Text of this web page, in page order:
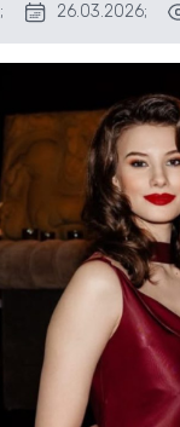
; 26.03.2026;